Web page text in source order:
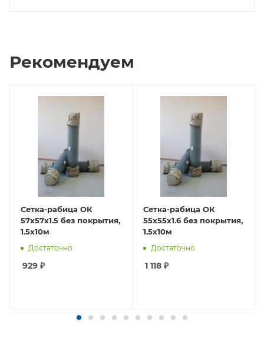
Рекомендуем
Сетка-рабица ОК
57х57х1.5 без покрытия,
1.5х10м
Достаточно
929 ₽
Сетка-рабица ОК
55х55х1.6 без покрытия,
1.5х10м
Достаточно
1 118 ₽